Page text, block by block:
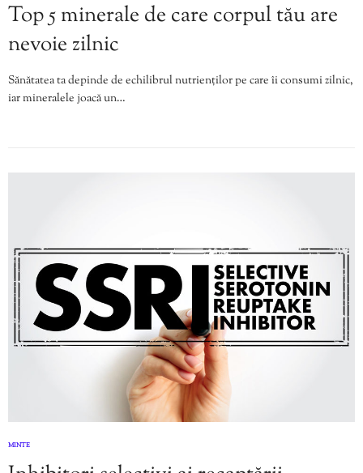
Top 5 minerale de care corpul tău are
nevoie zilnic
Sănătatea ta depinde de echilibrul nutrienților pe care îi consumi zilnic,
iar mineralele joacă un…
MINTE